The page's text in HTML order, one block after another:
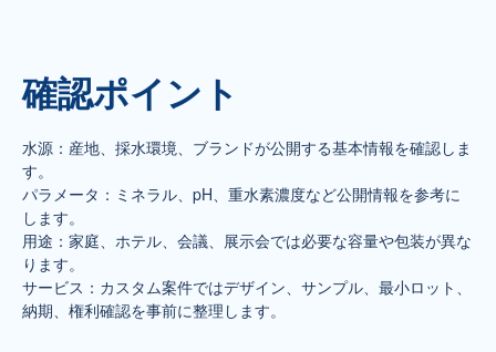
確認ポイント
水源：産地、採水環境、ブランドが公開する基本情報を確認しま
す。
パラメータ：ミネラル、pH、重水素濃度など公開情報を参考に
します。
用途：家庭、ホテル、会議、展示会では必要な容量や包装が異な
ります。
サービス：カスタム案件ではデザイン、サンプル、最小ロット、
納期、権利確認を事前に整理します。